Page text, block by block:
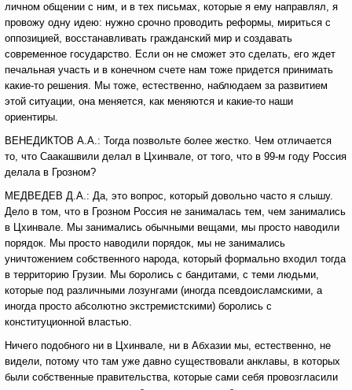
личном общении с ним, и в тех письмах, которые я ему направлял, я
провожу одну идею: нужно срочно проводить реформы, мириться с
оппозицией, восстанавливать гражданский мир и создавать
современное государство. Если он не сможет это сделать, его ждет
печальная участь и в конечном счете нам тоже придется принимать
какие-то решения. Мы тоже, естественно, наблюдаем за развитием
этой ситуации, она меняется, как меняются и какие-то наши
ориентиры.
ВЕНЕДИКТОВ А.А.: Тогда позвольте более жестко. Чем отличается
то, что Саакашвили делал в Цхинвале, от того, что в 99-м году Россия
делала в Грозном?
МЕДВЕДЕВ Д.А.: Да, это вопрос, который довольно часто я слышу.
Дело в том, что в Грозном Россия не занималась тем, чем занимались
в Цхинвале. Мы занимались обычными вещами, мы просто наводили
порядок. Мы просто наводили порядок, мы не занимались
уничтожением собственного народа, который формально входил тогда
в территорию Грузии. Мы боролись с бандитами, с теми людьми,
которые под различными лозунгами (иногда псевдоисламскими, а
иногда просто абсолютно экстремистскими) боролись с
конституционной властью.
Ничего подобного ни в Цхинвале, ни в Абхазии мы, естественно, не
видели, потому что там уже давно существовали анклавы, в которых
были собственные правительства, которые сами себя провозгласили